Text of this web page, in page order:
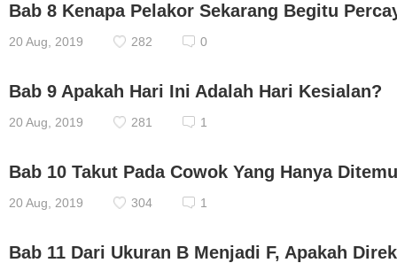
Bab 8 Kenapa Pelakor Sekarang Begitu
20 Aug, 2019 282 0
Bab 9 Apakah Hari Ini Adalah Hari Kesialan?
20 Aug, 2019 281 1
Bab 10 Takut Pada Cowok Yang Hanya
20 Aug, 2019 304 1
Bab 11 Dari Ukuran B Menjadi F, Apakah